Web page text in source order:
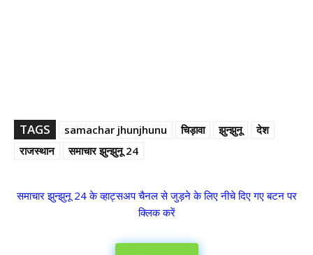
TAGS samachar jhunjhunu चिड़ावा झुन्झुनू
देश
राजस्थान
समाचार झुन्झुनू 24
समाचार झुन्झुनू 24 के व्हाट्सअप चैनल से जुड़ने के लिए नीचे दिए गए बटन पर
क्लिक करें